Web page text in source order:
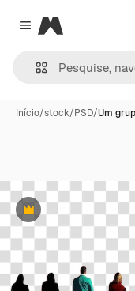
Close menu
Magnific
Início/stock/PSD/Um
Premium